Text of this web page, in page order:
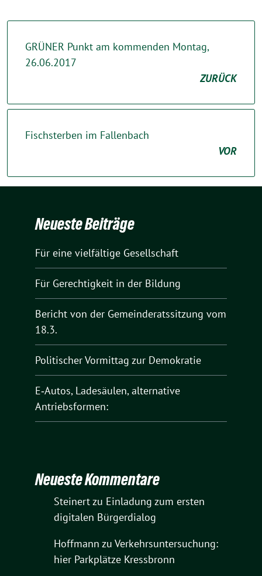
GRÜNER Punkt am kommenden Montag,
26.06.2017
ZURÜCK
Fischsterben im Fallenbach
VOR
Neueste Beiträge
Für eine vielfältige Gesellschaft
Für Gerechtigkeit in der Bildung
Bericht von der Gemeinderatssitzung vom
18.3.
Politischer Vormittag zur Demokratie
E‑Autos, Ladesäulen, alternative
Antriebsformen:
Neueste Kommentare
Steinertzu Einladung zum ersten
digitalen Bürgerdialog
Hoffmann zu Verkehrsuntersuchung:
hier Parkplätze Kressbronn